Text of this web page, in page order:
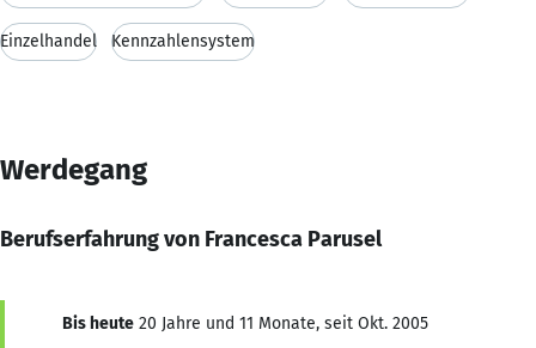
Einzelhandel Kennzahlensystem
Werdegang
Berufserfahrung von Francesca Parusel
Bis heute 20 Jahre und 11 Monate, seit Okt. 2005